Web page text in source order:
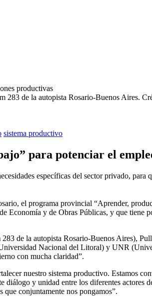
283 de la autopista Rosario-Buenos Aires.
sistema productivo
para potenciar el
específicas del sector privado, para
el programa provincial “Aprender,
Economía y de Obras Públicas, y que tiene
de la autopista Rosario-Buenos Aires),
Nacional del Litoral) y UNR
con mucha claridad”.
nuestro sistema productivo. Estamos
y unidad entre los diferentes actores
que conjuntamente nos pongamos”.